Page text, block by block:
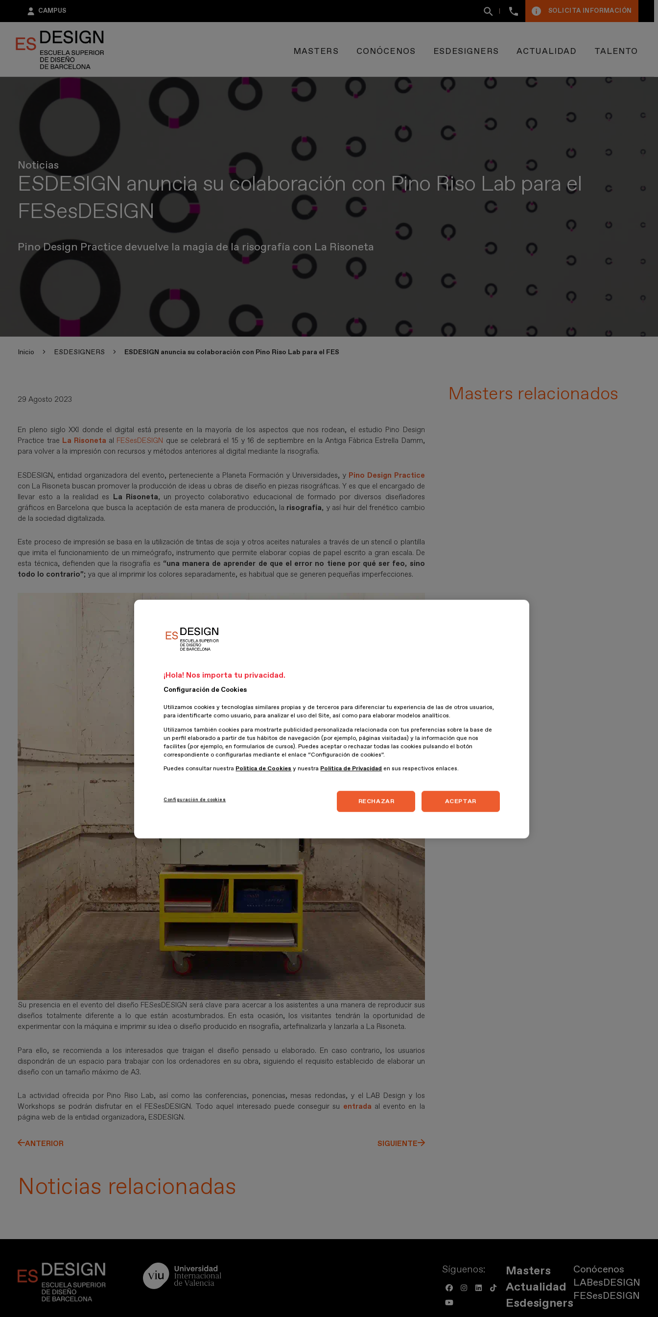
principal
CAMPUS +34
93
SOLICITA INFORMACIÓN
MASTERS CONÓCENOS ESDESIGNERS ACTUALIDAD TALENTO
Noticias
ESDESIGN anuncia su colaboración con Pino Riso Lab para el
FESesDESIGN
Pino Design Practice devuelve la magia de la risografía con La Risoneta
Inicio ESDESIGNERS ESDESIGN anuncia su colaboración con Pino Riso Lab para el FESesDESIGN
29 Agosto 2023
En pleno siglo XXI donde el digital está presente en la mayoría de los aspectos que nos rodean, el estudio Pino Design
Practice trae La Risoneta al FESesDESIGN que se celebrará el 15 y 16 de septiembre en la Antiga Fàbrica Estrella Damm,
para volver a la impresión con recursos y métodos anteriores al digital mediante la risografía.
ESDESIGN, entidad organizadora del evento, perteneciente a Planeta Formación y Universidades, y Pino Design Practice
con La Risoneta buscan promover la producción de ideas u obras de diseño en piezas risográficas. Y es que el encargado de
llevar esto a la realidad es La Risoneta, un proyecto colaborativo educacional de formado por diversos diseñadores
gráficos en Barcelona que busca la aceptación de esta manera de producción, la risografía, y así huir del frenético cambio
de la sociedad digitalizada.
Este proceso de impresión se basa en la utilización de tintas de soja y otros aceites naturales a través de un stencil o plantilla
que imita el funcionamiento de un mimeógrafo, instrumento que permite elaborar copias de papel escrito a gran escala. De
esta técnica, defienden que la risografía es “una manera de aprender de que el error no tiene por qué ser feo, sino
todo lo contrario”; ya que al imprimir los colores separadamente, es habitual que se generen pequeñas imperfecciones.
Su presencia en el evento del diseño FESesDESIGN será clave para acercar a los asistentes a una manera de reproducir sus
diseños totalmente diferente a lo que están acostumbrados. En esta ocasión, los visitantes tendrán la oportunidad de
experimentar con la máquina e imprimir su idea o diseño producido en risografía, artefinalizarla y lanzarla a La Risoneta.
Para ello, se recomienda a los interesados que traigan el diseño pensado u elaborado. En caso contrario, los usuarios
dispondrán de un espacio para trabajar con los ordenadores en su obra, siguiendo el requisito establecido de elaborar un
diseño con un tamaño máximo de A3.
La actividad ofrecida por Pino Riso Lab, así como las conferencias, ponencias, mesas redondas, y el LAB Design y los
Workshops se podrán disfrutar en el FESesDESIGN. Todo aquel interesado puede conseguir su entrada al evento en la
página web de la entidad organizadora, ESDESIGN.
ANTERIOR SIGUIENTE
Masters relacionados
Noticias relacionadas
Síguenos:
Masters
Actualidad
Esdesigners
Conócenos
LABesDESIGN
FESesDESIGN
¡Hola! Nos importa tu privacidad.
Configuración de Cookies
Utilizamos cookies y tecnologías similares propias y de terceros para diferenciar tu experiencia de las de otros usuarios,
para identificarte como usuario, para analizar el uso del Site, así como para elaborar modelos analíticos.
Utilizamos también cookies para mostrarte publicidad personalizada relacionada con tus preferencias sobre la base de
un perfil elaborado a partir de tus hábitos de navegación (por ejemplo, páginas visitadas) y la información que nos
facilites (por ejemplo, en formularios de cursos). Puedes aceptar o rechazar todas las cookies pulsando el botón
correspondiente o configurarlas mediante el enlace “Configuración de cookies”.
Puedes consultar nuestra Política de Cookies y nuestra Política de Privacidad en sus respectivos enlaces.
Configuración de cookies RECHAZAR ACEPTAR